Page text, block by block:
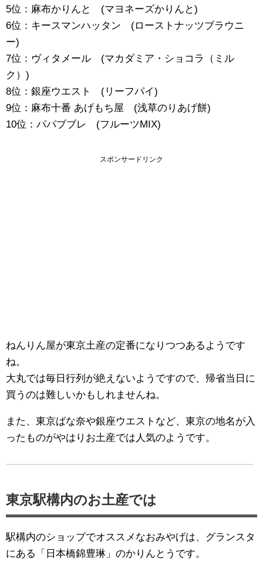
5位：麻布かりんと (マヨネーズかりんと)
6位：キースマンハッタン (ローストナッツブラウニ
ー)
7位：ヴィタメール (マカダミア・ショコラ（ミル
ク）)
8位：銀座ウエスト (リーフパイ)
9位：麻布十番 あげもち屋 (浅草のりあげ餅)
10位：パパブブレ (フルーツMIX)
スポンサードリンク
ねんりん屋が東京土産の定番になりつつあるようです
ね。
大丸では毎日行列が絶えないようですので、帰省当日に
買うのは難しいかもしれませんね。
また、東京ばな奈や銀座ウエストなど、東京の地名が入
ったものがやはりお土産では人気のようです。
東京駅構内のお土産では
駅構内のショップでオススメなおみやげは、グランスタ
にある「日本橋錦豊琳」のかりんとうです。